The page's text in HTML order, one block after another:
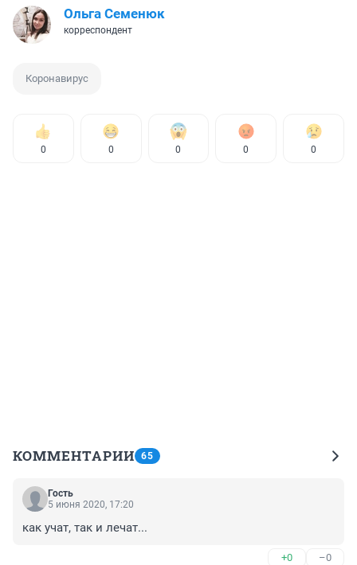
Ольга Семенюк
корреспондент
Коронавирус
0 0 0 0 0
КОММЕНТАРИИ 65
Гость
5 июня 2020, 17:20
как учат, так и лечат...
+0 –0